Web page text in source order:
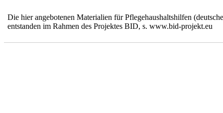
Die hier angebotenen Materialien für Pflegehaushaltshilfen
entstanden im Rahmen des Projektes BID, s. www.bid-projekt.eu